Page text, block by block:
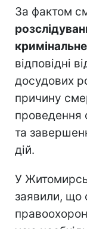
За фактом
відповідні
досудових
причину
проведення
та
дій.
У
заявили, що